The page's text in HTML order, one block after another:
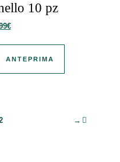
10 pz
originale era: 5,99€.
€Il prezzo attuale è: 3,99€.
ANTEPRIMA
→